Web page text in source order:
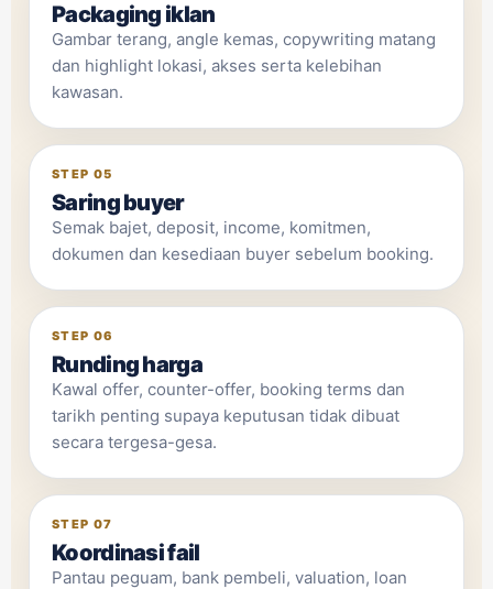
Packaging iklan
Gambar terang, angle kemas, copywriting matang
dan highlight lokasi, akses serta kelebihan
kawasan.
STEP 05
Saring buyer
Semak bajet, deposit, income, komitmen,
dokumen dan kesediaan buyer sebelum booking.
STEP 06
Runding harga
Kawal offer, counter-offer, booking terms dan
tarikh penting supaya keputusan tidak dibuat
secara tergesa-gesa.
STEP 07
Koordinasi fail
Pantau peguam, bank pembeli, valuation, loan